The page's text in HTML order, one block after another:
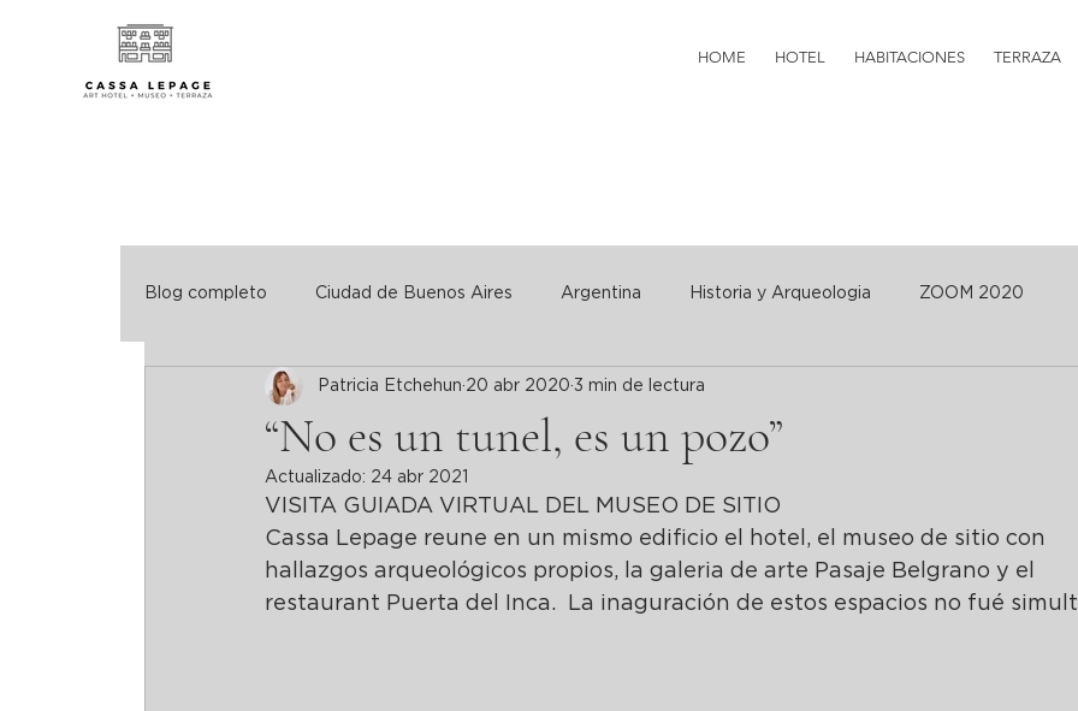
HOME HOTEL HABITACIONES TERRAZA
Blog completo Ciudad de Buenos Aires Argentina Historia y Arqueologia ZOOM 2020
Turismo Consciente. Hoteles verdes
“No es un tunel, es un pozo”
Patricia Etchehun 20 abr 2020 3 min de lectura
Actualizado: 24 abr 2021
VISITA GUIADA VIRTUAL DEL MUSEO DE SITIO
Cassa Lepage reune en un mismo edificio el hotel, el museo de sitio con
hallazgos arqueológicos propios, la galeria de arte Pasaje Belgrano y el
restaurant Puerta del Inca.  La inaguración de estos espacios no fué